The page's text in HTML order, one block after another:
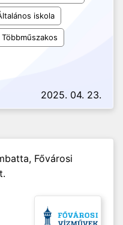
iskola
Többműszakos
2025. 04. 23.
Fővárosi